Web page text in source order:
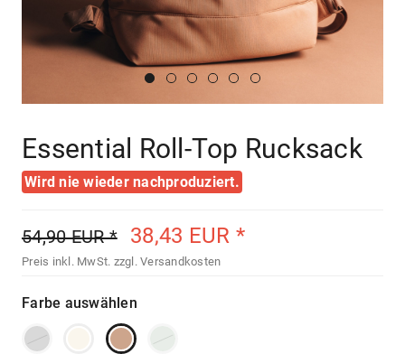
Essential Roll-Top Rucksack
Wird nie wieder nachproduziert.
54,90 EUR * 38,43 EUR *
Preis inkl. MwSt. zzgl. Versandkosten
Farbe auswählen